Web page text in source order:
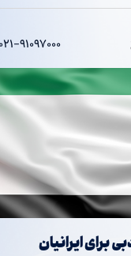
۰۲۱-۹۱۰۹۷۰۰۰
برای ایرانیان